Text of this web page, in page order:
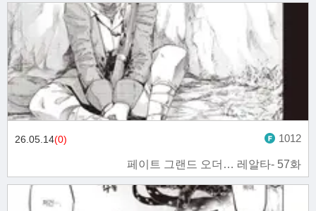
페이트 그랜드 오더… 레알타- 57화
26.05.14(0) 1012